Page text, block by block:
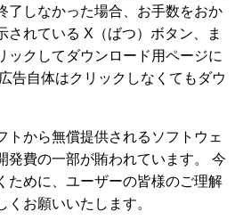
了しなかった場合、お手数をおか
されている X（ばつ）ボタン、ま
ックしてダウンロード用ページに
告自体はクリックしなくてもダウ
トから無償提供されるソフトウェ
発費の一部が賄われています。 今
ために、ユーザーの皆様のご理解
くお願いいたします。